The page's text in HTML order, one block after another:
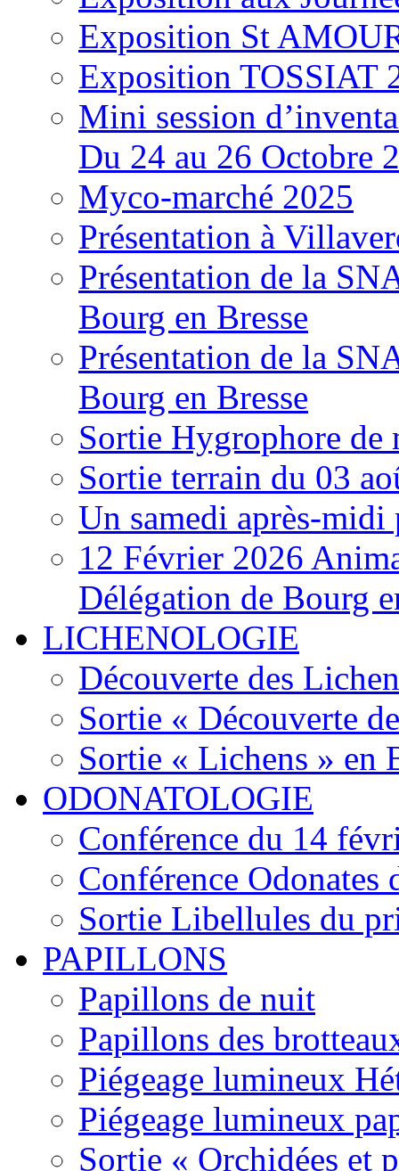
Exposition St
Exposition TOSSIAT
Mini session
Du 24 au 26 Octobre
Myco-marché 2025
Présentation à
Présentation de la
Bourg en Bresse
Présentation de la
Bourg en Bresse
Sortie Hygrophore de
Sortie terrain du 03
Un samedi après-
12 Février 2026
Délégation de Bourg
LICHENOLOGIE
Découverte des
Sortie « Découverte
Sortie « Lichens » en
ODONATOLOGIE
Conférence du 14
Conférence
Sortie Libellules du
PAPILLONS
Papillons de nuit
Papillons des
Piégeage lumineux
Piégeage lumineux
Sortie « Orchidées et